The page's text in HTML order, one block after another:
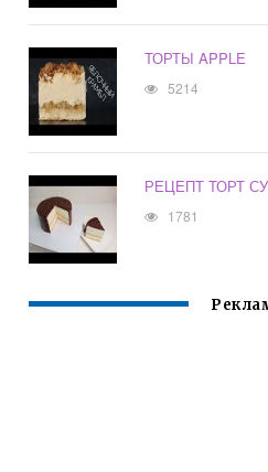
ТОРТЫ APPLE
5214
РЕЦЕПТ ТОРТ
1781